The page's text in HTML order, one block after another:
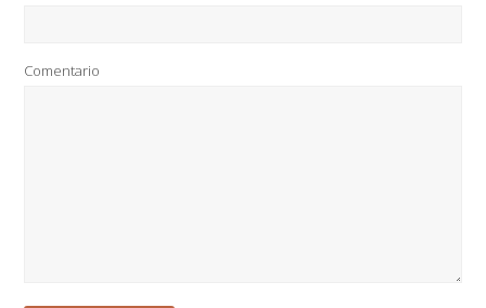
Comentario